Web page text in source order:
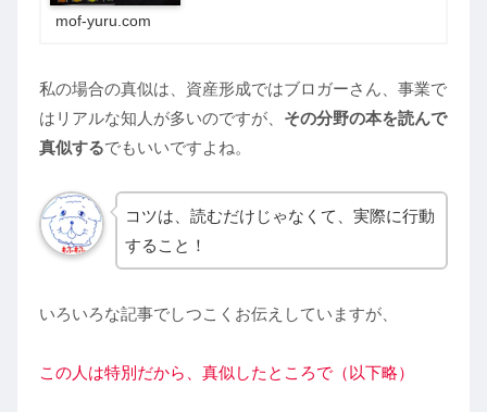
mof-yuru.com
私の場合の真似は、資産形成ではブロガーさん、事業で
はリアルな知人が多いのですが、 その分野の本を読んで
真似するでもいいですよね。
コツは、読むだけじゃなくて、実際に行動
すること！
いろいろな記事でしつこくお伝えしていますが、
この人は特別だから、真似したところで（以下略）